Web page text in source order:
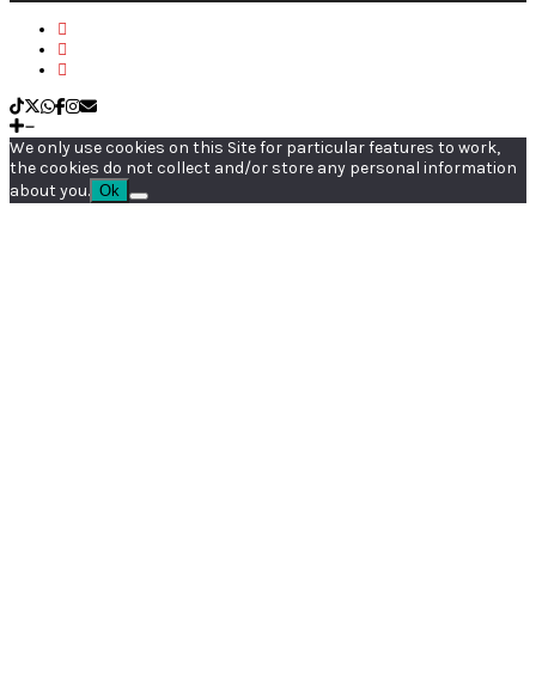
We only use cookies on this Site for particular features to work,
the cookies do not collect and/or store any personal information
about you. Ok